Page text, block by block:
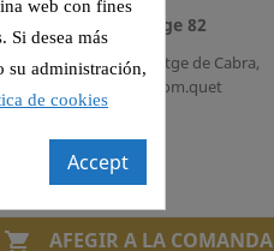
Pa De Formatge 82
Pernil Slat, Formatge de Cabra,
Esp.rrecs Verds i Tom.quet
Preu
6,10 €
 AFEGIR A LA COMANDA
web con fines
Si desea más
su administración,
de cookies
Accept